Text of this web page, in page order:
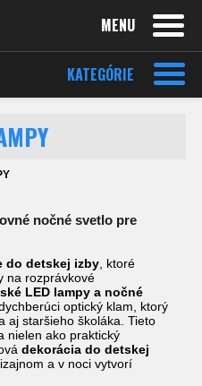
MENU
KATEGÓRIE
nočné svetlo pre
do detskej izby , ktoré
na rozprávkové
LED lampy a nočné
optický klam, ktorý
aj staršieho školáka. Tieto
nielen ako praktický
dekorácia do detskej
a v noci vytvorí